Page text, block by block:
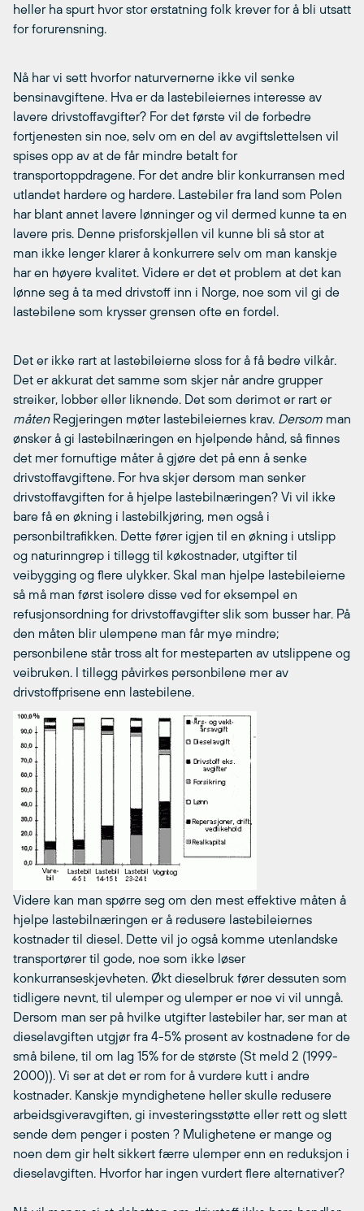
heller ha spurt hvor stor erstatning folk krever for å bli utsatt
for forurensning.
Nå har vi sett hvorfor naturvernerne ikke vil senke
bensinavgiftene. Hva er da lastebileiernes interesse av
lavere drivstoffavgifter? For det første vil de forbedre
fortjenesten sin noe, selv om en del av avgiftslettelsen vil
spises opp av at de får mindre betalt for
transportoppdragene. For det andre blir konkurransen med
utlandet hardere og hardere. Lastebiler fra land som Polen
har blant annet lavere lønninger og vil dermed kunne ta en
lavere pris. Denne prisforskjellen vil kunne bli så stor at
man ikke lenger klarer å konkurrere selv om man kanskje
har en høyere kvalitet. Videre er det et problem at det kan
lønne seg å ta med drivstoff inn i Norge, noe som vil gi de
lastebilene som krysser grensen ofte en fordel.
Det er ikke rart at lastebileierne sloss for å få bedre vilkår.
Det er akkurat det samme som skjer når andre grupper
streiker, lobber eller liknende. Det som derimot er rart er
måtenRegjeringen møter lastebileiernes krav. Dersom man
ønsker å gi lastebilnæringen en hjelpende hånd, så finnes
det mer fornuftige måter å gjøre det på enn å senke
drivstoffavgiftene. For hva skjer dersom man senker
drivstoffavgiften for å hjelpe lastebilnæringen? Vi vil ikke
bare få en økning i lastebilkjøring, men også i
personbiltrafikken. Dette fører igjen til en økning i utslipp
og naturinngrep i tillegg til køkostnader, utgifter til
veibygging og flere ulykker. Skal man hjelpe lastebileierne
så må man først isolere disse ved for eksempel en
refusjonsordning for drivstoffavgifter slik som busser har. På
den måten blir ulempene man får mye mindre;
personbilene står tross alt for mesteparten av utslippene og
veibruken. I tillegg påvirkes personbilene mer av
drivstoffprisene enn lastebilene.
Videre kan man spørre seg om den mest effektive måten å
hjelpe lastebilnæringen er å redusere lastebileiernes
kostnader til diesel. Dette vil jo også komme utenlandske
transportører til gode, noe som ikke løser
konkurranseskjevheten. Økt dieselbruk fører dessuten som
tidligere nevnt, til ulemper og ulemper er noe vi vil unngå.
Dersom man ser på hvilke utgifter lastebiler har, ser man at
dieselavgiften utgjør fra 4-5% prosent av kostnadene for de
små bilene, til om lag 15% for de største (St meld 2 (1999-
2000)). Vi ser at det er rom for å vurdere kutt i andre
kostnader. Kanskje myndighetene heller skulle redusere
arbeidsgiveravgiften, gi investeringsstøtte eller rett og slett
sende dem penger i posten ? Mulighetene er mange og
noen dem gir helt sikkert færre ulemper enn en reduksjon i
dieselavgiften. Hvorfor har ingen vurdert flere alternativer?